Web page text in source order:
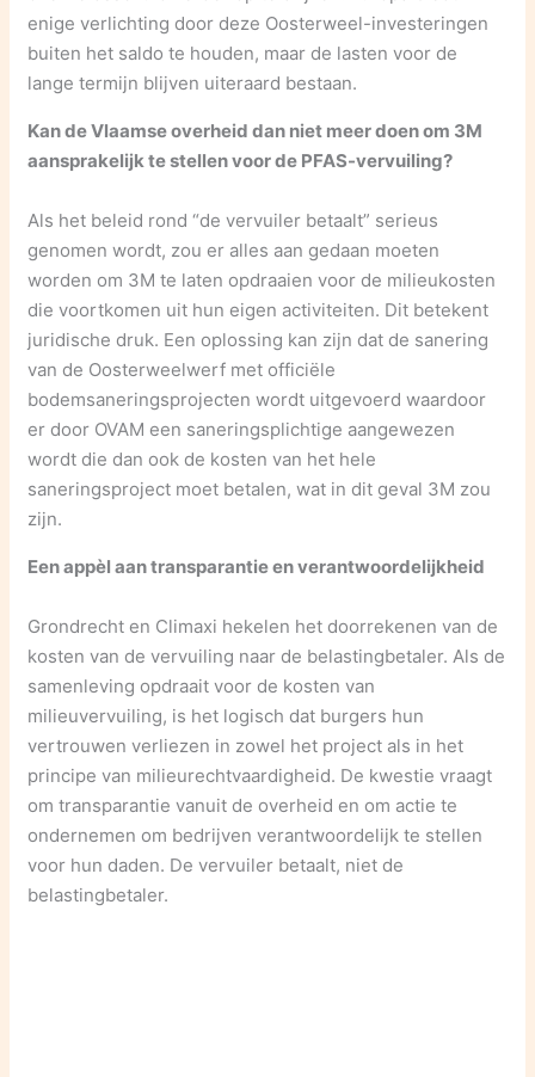
enige verlichting door deze Oosterweel-investeringen
buiten het saldo te houden, maar de lasten voor de
lange termijn blijven uiteraard bestaan.
Kan de Vlaamse overheid dan niet meer doen om 3M
aansprakelijk te stellen voor de PFAS-vervuiling?
Als het beleid rond “de vervuiler betaalt” serieus
genomen wordt, zou er alles aan gedaan moeten
worden om 3M te laten opdraaien voor de milieukosten
die voortkomen uit hun eigen activiteiten. Dit betekent
juridische druk. Een oplossing kan zijn dat de sanering
van de Oosterweelwerf met officiële
bodemsaneringsprojecten wordt uitgevoerd waardoor
er door OVAM een saneringsplichtige aangewezen
wordt die dan ook de kosten van het hele
saneringsproject moet betalen, wat in dit geval 3M zou
zijn.
Een appèl aan transparantie en verantwoordelijkheid
Grondrecht en Climaxi hekelen het doorrekenen van de
kosten van de vervuiling naar de belastingbetaler. Als de
samenleving opdraait voor de kosten van
milieuvervuiling, is het logisch dat burgers hun
vertrouwen verliezen in zowel het project als in het
principe van milieurechtvaardigheid. De kwestie vraagt
om transparantie vanuit de overheid en om actie te
ondernemen om bedrijven verantwoordelijk te stellen
voor hun daden. De vervuiler betaalt, niet de
belastingbetaler.